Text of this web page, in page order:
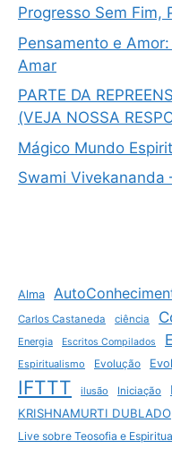
Progresso Sem Fim,
Pensamento e
Amar
PARTE DA
(VEJA NOSSA
Mágico Mundo
Swami Vivekananda
Alma
Carlos Castaneda ciência
Energia Escritos Compilados
Espiritualismo Evolução
IFTTT ilusão Iniciação
KRISHNAMURTI DUBLADO
Live sobre Teosofia e